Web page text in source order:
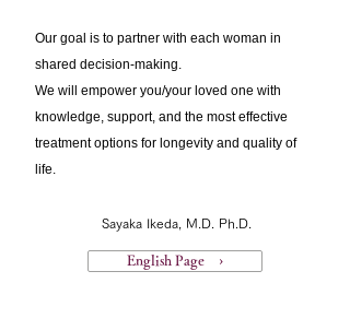
Our goal is to partner with each woman in
shared decision-making.
We will empower you/your loved one with
knowledge, support, and the most effective
treatment options for longevity and quality of
life.
Sayaka Ikeda, M.D. Ph.D.
English Page ›